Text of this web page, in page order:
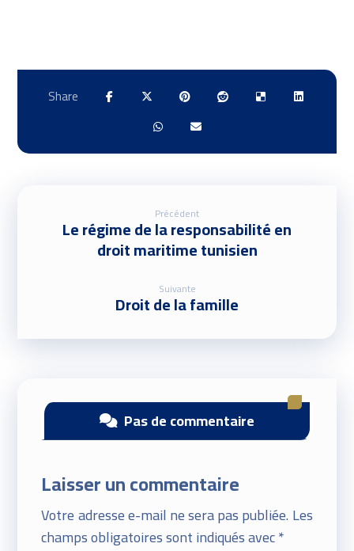
Précédent
Le régime de la responsabilité en
droit maritime tunisien
Suivante
Droit de la famille
Pas de commentaire
Laisser un commentaire
Votre adresse e-mail ne sera pas publiée.Les
champs obligatoires sont indiqués avec*